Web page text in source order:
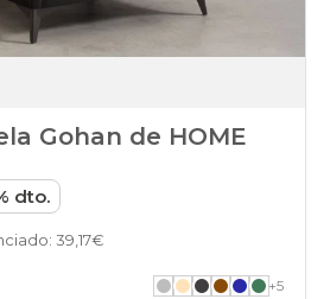
Gohan de HOME
dto.
39,17€
+5